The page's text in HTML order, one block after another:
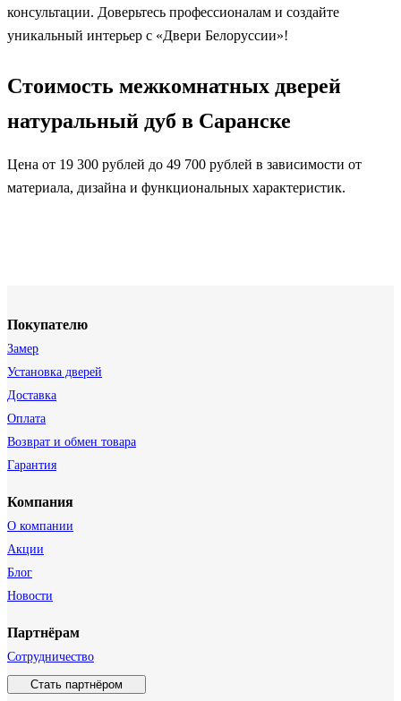
консультации. Доверьтесь профессионалам и создайте
уникальный интерьер с «Двери Белоруссии»!
Стоимость межкомнатных дверей
натуральный дуб в Саранске
Цена от 19 300 рублей до 49 700 рублей в зависимости от
материала, дизайна и функциональных характеристик.
Покупателю
Замер
Установка дверей
Доставка
Оплата
Возврат и обмен товара
Гарантия
Компания
О компании
Акции
Блог
Новости
Партнёрам
Сотрудничество
Стать партнёром